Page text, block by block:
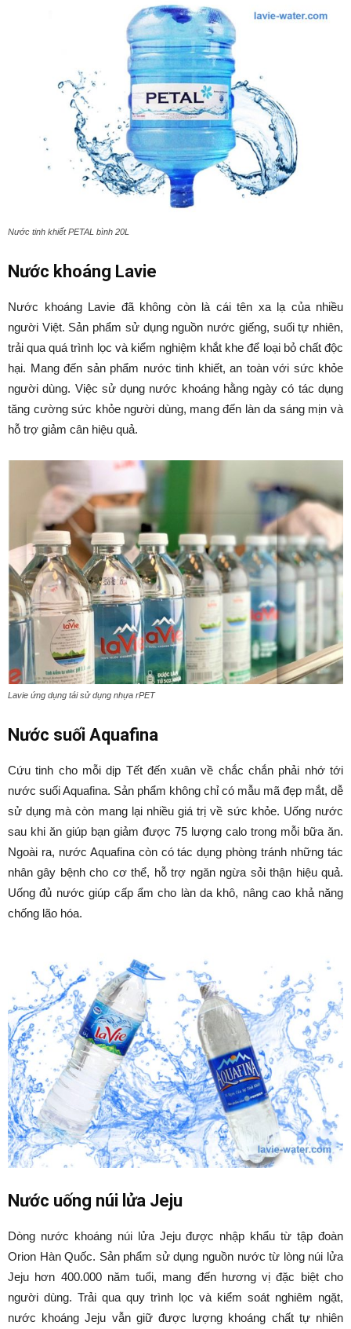
Nước tinh khiết PETAL bình 20L
Nước khoáng Lavie
Nước khoáng Lavie đã không còn là cái tên xa lạ của nhiều
người Việt. Sản phẩm sử dụng nguồn nước giếng, suối tự nhiên,
trải qua quá trình lọc và kiểm nghiệm khắt khe để loại bỏ chất độc
hại. Mang đến sản phẩm nước tinh khiết, an toàn với sức khỏe
người dùng. Việc sử dụng nước khoáng hằng ngày có tác dụng
tăng cường sức khỏe người dùng, mang đến làn da sáng mịn và
hỗ trợ giảm cân hiệu quả.
Lavie ứng dụng tái sử dụng nhựa rPET
Nước suối Aquafina
Cứu tinh cho mỗi dịp Tết đến xuân về chắc chắn phải nhớ tới
nước suối Aquafina. Sản phẩm không chỉ có mẫu mã đẹp mắt, dễ
sử dụng mà còn mang lại nhiều giá trị về sức khỏe. Uống nước
sau khi ăn giúp bạn giảm được 75 lượng calo trong mỗi bữa ăn.
Ngoài ra, nước Aquafina còn có tác dụng phòng tránh những tác
nhân gây bệnh cho cơ thể, hỗ trợ ngăn ngừa sỏi thận hiệu quả.
Uống đủ nước giúp cấp ẩm cho làn da khô, nâng cao khả năng
chống lão hóa.
Nước uống núi lửa Jeju
Dòng nước khoáng núi lửa Jeju được nhập khẩu từ tập đoàn
Orion Hàn Quốc. Sản phẩm sử dụng nguồn nước từ lòng núi lửa
Jeju hơn 400.000 năm tuổi, mang đến hương vị đặc biệt cho
người dùng. Trải qua quy trình lọc và kiểm soát nghiêm ngặt,
nước khoáng Jeju vẫn giữ được lượng khoáng chất tự nhiên